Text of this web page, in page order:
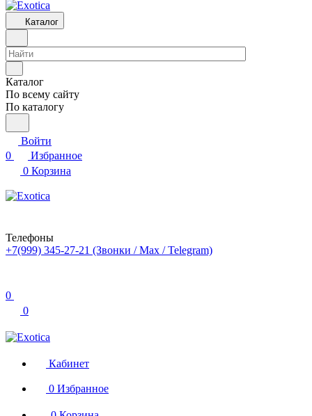
Каталог
Каталог
По всему сайту
По каталогу
Войти
0
Избранное
0 Корзина
Телефоны
+7(999) 345-27-21 (Звонки / Max / Telegram)
0
0
Кабинет
0 Избранное